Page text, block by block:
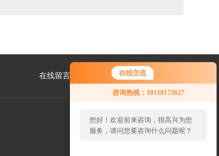
在线交流
咨询热线：18118173627
您好！欢迎前来咨询，很高兴为您
服务，请问您要咨询什么问题呢？
在线留言 联系我们